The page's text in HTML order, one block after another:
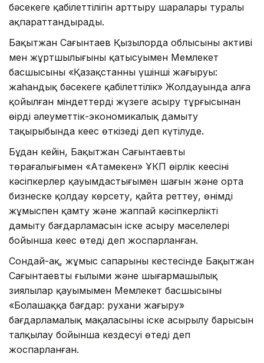
бәсекеге қабілеттілігін арттыру шаралары туралы
ақпараттандырады.
Бақытжан Сағынтаев Қызылорда облысының активі
мен жұртшылығының қатысуымен Мемлекет
басшысының «Қазақстанның үшінші жаңғыруы:
жаһандық бәсекеге қабілеттілік» Жолдауында алға
қойылған міндеттерді жүзеге асыру тұрғысынан
өңірді әлеуметтік-экономикалық дамыту
тақырыбында кеңес өткізеді деп күтілуде.
Бұдан кейін, Бақытжан Сағынтаевтың
төрағалығымен «Атамекен» ҰКП өңірлік кеңесінің
кәсіпкерлер қауымдастығымен шағын және орта
бизнеске қолдау көрсету, қайта реттеу, өнімді
жұмыспен қамту және жаппай кәсіпкерлікті
дамыту бағдарламасын іске асыру мәселелері
бойынша кеңес өтеді деп жоспарланған.
Сондай-ақ, жұмыс сапарының кестесінде Бақытжан
Сағынтаевтың ғылыми және шығармашылық
зиялылар қауымымен Мемлекет басшысының
«Болашаққа бағдар: рухани жаңғыру»
бағдарламалық мақаласының іске асырылу барысын
талқылау бойынша кездесуі өтеді деп
жоспарланған.